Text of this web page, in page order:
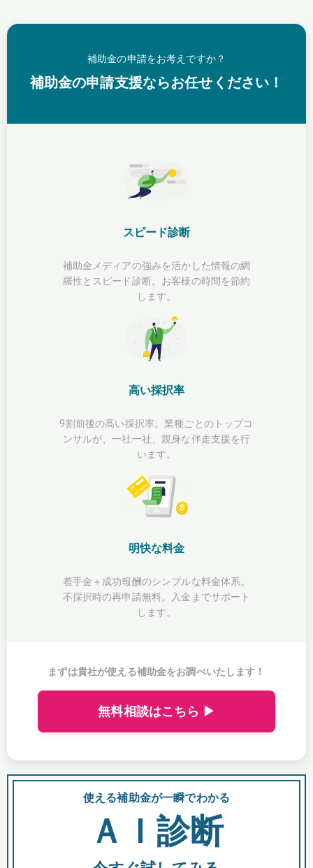
補助金の申請をお考えですか？
補助金の申請支援ならお任せください！
スピード診断
補助金メディアの強みを活かした情報の網
羅性とスピード診断。お客様の時間を節約
します。
高い採択率
9割前後の高い採択率。業種ごとのトップコ
ンサルが、一社一社、親身な伴走支援を行
います。
明快な料金
着手金＋成功報酬のシンプルな料金体系。
不採択時の再申請無料。入金までサポート
します。
まずは貴社が使える補助金をお調べいたします！
無料相談はこちら ▶
使える補助金が一瞬でわかる
ＡＩ診断